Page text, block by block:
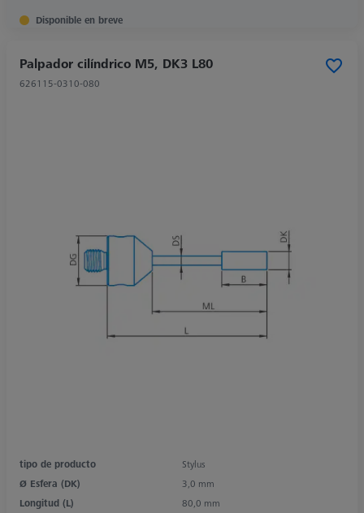
Disponible en breve
Palpador cilíndrico M5, DK3 L80
626115-0310-080
tipo de producto
Stylus
Ø Esfera (DK)
3,0 mm
Longitud (L)
80,0 mm